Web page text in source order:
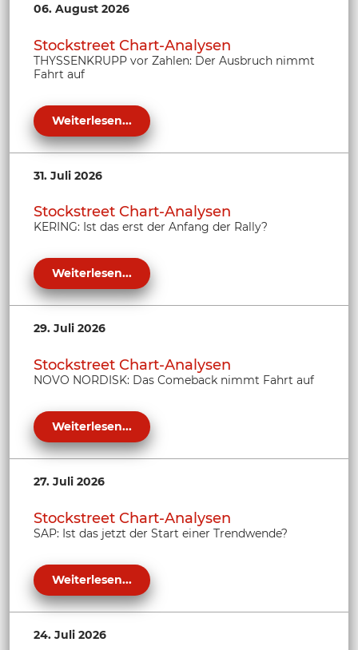
06. August 2026
Stockstreet Chart-Analysen
THYSSENKRUPP vor Zahlen: Der Ausbruch nimmt
Fahrt auf
Weiterlesen...
31. Juli 2026
Stockstreet Chart-Analysen
KERING: Ist das erst der Anfang der Rally?
Weiterlesen...
29. Juli 2026
Stockstreet Chart-Analysen
NOVO NORDISK: Das Comeback nimmt Fahrt auf
Weiterlesen...
27. Juli 2026
Stockstreet Chart-Analysen
SAP: Ist das jetzt der Start einer Trendwende?
Weiterlesen...
24. Juli 2026